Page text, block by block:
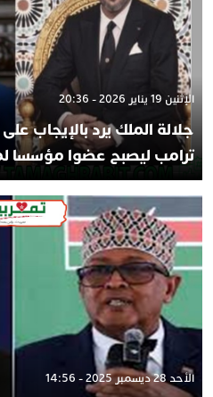
الإثنين 19 يناير 2026 - 20:36
جلالة الملك يرد بالإيجاب
ترامب ليصبح عضوا مؤسسا
الأحد 28 ديسمبر 2025 - 14:56